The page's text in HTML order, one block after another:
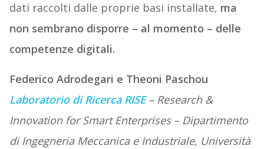
dati raccolti dalle proprie basi installate, ma
non sembrano disporre – al momento – delle
competenze digitali.
Federico Adrodegari e Theoni Paschou
Laboratorio di Ricerca RISE– Research &
Innovation for Smart Enterprises – Dipartimento
di Ingegneria Meccanica e Industriale, Università